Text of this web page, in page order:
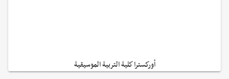
أوركسترا كلية التربية الموسيقية